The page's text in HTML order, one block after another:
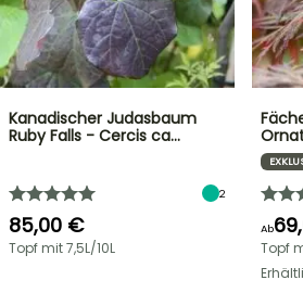
Kanadischer Judasbaum
Ruby Falls - Cercis ca…
2
85,00 €
Topf mit 7,5L/10L
Ab
Topf